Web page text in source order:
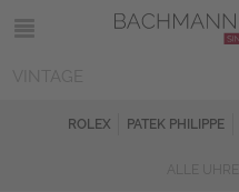
ROLEX PATEK PHILIPPE